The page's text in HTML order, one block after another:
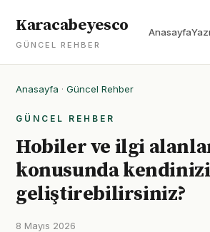
Karacabeyesco
GÜNCEL REHBER
Anasayfa
Anasayfa · Güncel Rehber
GÜNCEL REHBER
Hobiler ve ilgi
konusunda kendinizi
geliştirebilirsiniz?
8 Mayıs 2026